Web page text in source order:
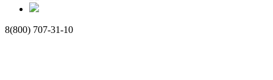
8(800) 707-31-10